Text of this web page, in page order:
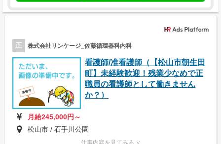
正 株式会社リンケージ_佐藤循環器科内科
看護師/准看護師（【松山市朝生田
町】未経験歓迎！残業少なめで正
職員の看護師として働きません
か？）
月給245,000円～
松山市 / 石手川公園
仕事内容を見てみる ∨